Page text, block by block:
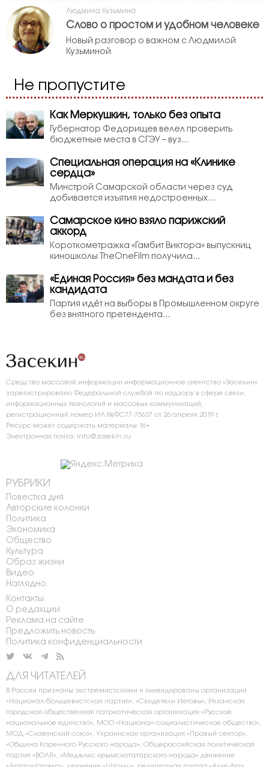
Людмила Кузьмина
Слово о простом и удобном человеке
Новый разговор о важном с Людмилой
Кузьминой
Не пропустите
Как Меркушкин, только без опыта
Губернатор Федорищев велел проверить
бюджетные места в СГЭУ – вуз...
Специальная операция на «Клинике
сердца»
Минстрой Самарской области через суд
добивается изъятия недостроенных...
Самарское кино взяло парижский
аккорд
Короткометражка «Гамбит Виктора» выпускниц
киношколы TheOneFilm получила...
«Единая Россия» без мандата и без
кандидата
Партия идёт на выборы в Промышленном округе
без внятного претендента...
Средство массовой информации информационное агентство «Засекин»
зарегистрировано Федеральной службой по надзору в сфере связи,
информационных технологий и массовых коммуникаций,
регистрационный номер ИА №ФС77-75637 от 26 апреля 2019 г.
Ресурс может содержать материалы 16+
Электронная почта: info@zasekin.ru
РУБРИКИ
Повестка дня
Авторские колонки
Политика
Экономика
Общество
Культура
Образ жизни
Видео
Наглядно
Контакты
О редакции
Реклама на сайте
Предложить новость
Политика конфиденциальности
ДЛЯ ЧИТАТЕЛЕЙ
В России признаны экстремистскими и ликвидированы организации
«Национал-большевистская партия», «Свидетели Иеговы», Рязанская
городская общественная патриотическая организация «Русское
национальное единство», МОО «Национал-социалистическое общество»,
МОД «Славянский союз», Украинская организация «Правый сектор»,
«Община Коренного Русского народа», Общероссийская политическая
партия «ВОЛЯ», «Меджлис крымскотатарского народа» движение